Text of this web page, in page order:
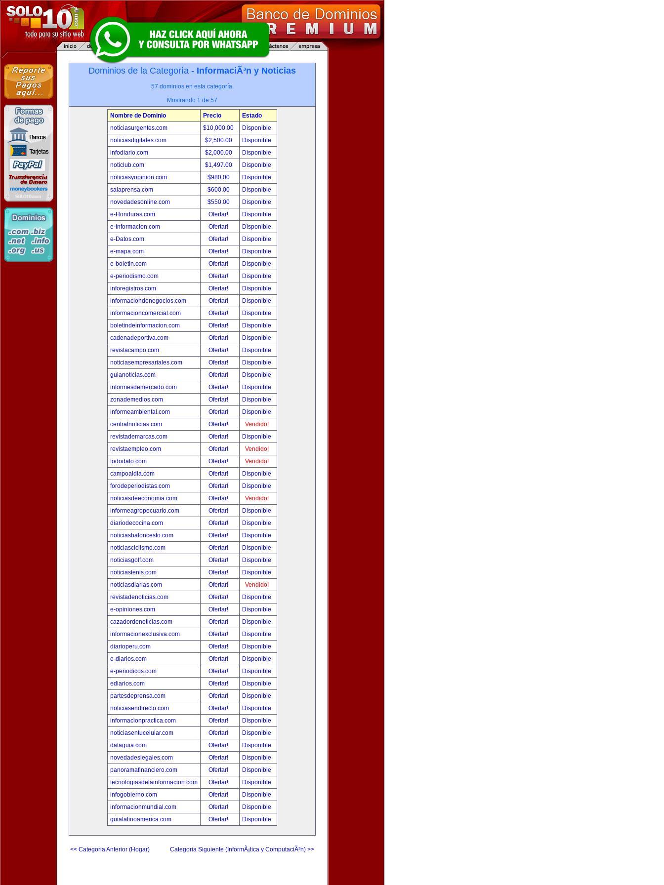
Dominios de la Categoría - InformaciÃ³n y Noticias
57 dominios en esta categoría.
Mostrando 1 de 57
Nombre de Dominio Precio
Estado
noticiasurgentes.com
$10,000.00
Disponible
noticiasdigitales.com
$2,500.00
Disponible
infodiario.com
$2,000.00
Disponible
noticlub.com
$1,497.00
Disponible
noticiasyopinion.com
$980.00
Disponible
salaprensa.com
$600.00
Disponible
novedadesonline.com
$550.00
Disponible
e-Honduras.com
Ofertar!
Disponible
e-Informacion.com
Ofertar!
Disponible
e-Datos.com
Ofertar!
Disponible
e-mapa.com
Ofertar!
Disponible
e-boletin.com
Ofertar!
Disponible
e-periodismo.com
Ofertar!
Disponible
inforegistros.com
Ofertar!
Disponible
informaciondenegocios.com
Ofertar!
Disponible
informacioncomercial.com
Ofertar!
Disponible
boletindeinformacion.com
Ofertar!
Disponible
cadenadeportiva.com
Ofertar!
Disponible
revistacampo.com
Ofertar!
Disponible
noticiasempresariales.com
Ofertar!
Disponible
guianoticias.com
Ofertar!
Disponible
informesdemercado.com
Ofertar!
Disponible
zonademedios.com
Ofertar!
Disponible
informeambiental.com
Ofertar!
Disponible
centralnoticias.com
Ofertar!
Vendido!
revistademarcas.com
Ofertar!
Disponible
revistaempleo.com
Ofertar!
Vendido!
tododato.com
Ofertar!
Vendido!
campoaldia.com
Ofertar!
Disponible
forodeperiodistas.com
Ofertar!
Disponible
noticiasdeeconomia.com
Ofertar!
Vendido!
informeagropecuario.com
Ofertar!
Disponible
diariodecocina.com
Ofertar!
Disponible
noticiasbaloncesto.com
Ofertar!
Disponible
noticiasciclismo.com
Ofertar!
Disponible
noticiasgolf.com
Ofertar!
Disponible
noticiastenis.com
Ofertar!
Disponible
noticiasdiarias.com
Ofertar!
Vendido!
revistadenoticias.com
Ofertar!
Disponible
e-opiniones.com
Ofertar!
Disponible
cazadordenoticias.com
Ofertar!
Disponible
informacionexclusiva.com
Ofertar!
Disponible
diarioperu.com
Ofertar!
Disponible
e-diarios.com
Ofertar!
Disponible
e-periodicos.com
Ofertar!
Disponible
ediarios.com
Ofertar!
Disponible
partesdeprensa.com
Ofertar!
Disponible
noticiasendirecto.com
Ofertar!
Disponible
informacionpractica.com
Ofertar!
Disponible
noticiasentucelular.com
Ofertar!
Disponible
dataguia.com
Ofertar!
Disponible
novedadeslegales.com
Ofertar!
Disponible
panoramafinanciero.com
Ofertar!
Disponible
tecnologiasdelainformacion.com
Ofertar!
Disponible
infogobierno.com
Ofertar!
Disponible
informacionmundial.com
Ofertar!
Disponible
guialatinoamerica.com
Ofertar! Disponible
<< Categoria Anterior (Hogar) Categoria Siguiente (InformÃ¡tica y ComputaciÃ³n) >>